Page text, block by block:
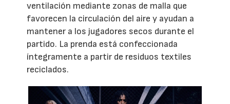
ventilación mediante zonas de malla que
favorecen la circulación del aire y ayudan a
mantener a los jugadores secos durante el
partido. La prenda está confeccionada
íntegramente a partir de residuos textiles
reciclados.